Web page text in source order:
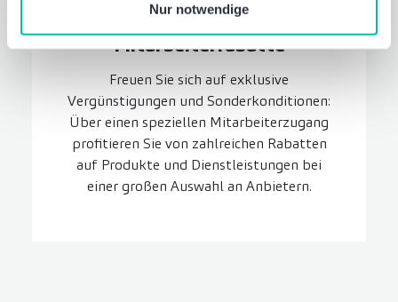
Nur notwendige
Mitarbeiter­rabatte
Freuen Sie sich auf exklusive
Vergünstigungen und Sonderkonditionen:
Über einen speziellen Mitarbeiterzugang
profitieren Sie von zahlreichen Rabatten
auf Produkte und Dienstleistungen bei
einer großen Auswahl an Anbietern.